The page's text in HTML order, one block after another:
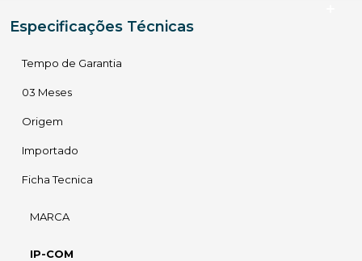
Especificações Técnicas
Tempo de Garantia
03 Meses
Origem
Importado
Ficha Tecnica
MARCA
IP-COM